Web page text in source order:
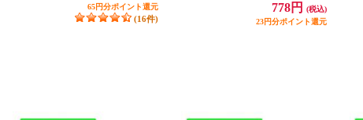
65円分ポイント還元
(16件)
778円
(税込)
23円分ポイント還元